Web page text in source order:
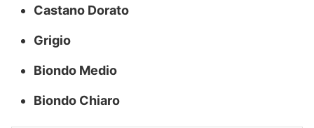
Castano Dorato
Grigio
Biondo Medio
Biondo Chiaro